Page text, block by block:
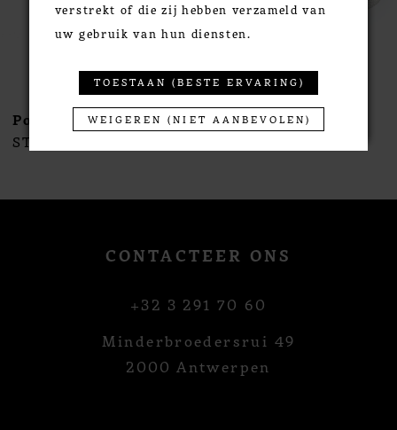
11
12
14
Poirier
STYLE #NC-1396
Poirier
CONTACTEER ONS
+32 3 291 70 60
Minderbroedersrui 49
2000 Antwerpen
verstrekt of die zij hebben verzameld van
uw gebruik van hun diensten.
TOESTAAN (BESTE ERVARING)
WEIGEREN (NIET AANBEVOLEN)